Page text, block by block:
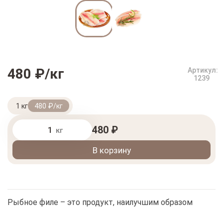
480 ₽/кг
Артикул:
1239
1 кг 480 ₽/кг
кг 480 ₽
В корзину
Рыбное филе – это продукт, наилучшим образом